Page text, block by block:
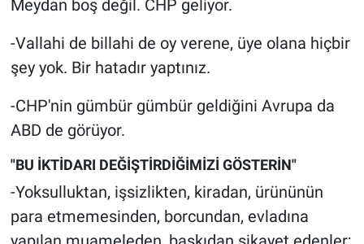
Meydan boş değil. CHP geliyor.
-Vallahi de billahi de oy verene, üye olana hiçbir
şey yok. Bir hatadır yaptınız.
-CHP'nin gümbür gümbür geldiğini Avrupa da
ABD de görüyor.
"BU İKTİDARI DEĞİŞTİRDİĞİMİZİ GÖSTERİN"
-Yoksulluktan, işsizlikten, kiradan, ürününün
para etmemesinden, borcundan, evladına